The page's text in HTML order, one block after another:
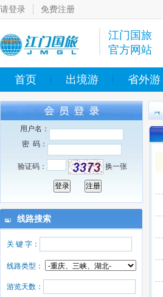
请登录 免费注册
江门国旅
官方网站
首页 出境游 省外游
用户名：
密 码：
验证码： 换一张
线路搜索
关 键 字：
线路类型：
游览天数：